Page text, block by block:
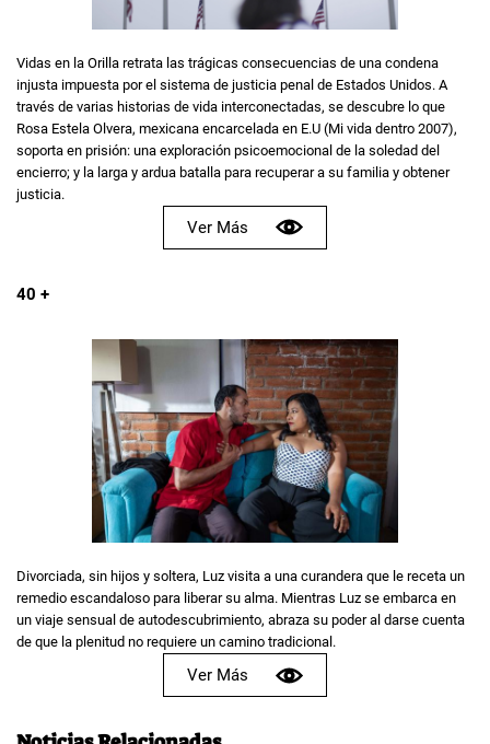
Vidas en la Orilla retrata las trágicas consecuencias de una condena
injusta impuesta por el sistema de justicia penal de Estados Unidos. A
través de varias historias de vida interconectadas, se descubre lo que
Rosa Estela Olvera, mexicana encarcelada en E.U (Mi vida dentro 2007),
soporta en prisión: una exploración psicoemocional de la soledad del
encierro; y la larga y ardua batalla para recuperar a su familia y obtener
justicia.
Ver Más
40 +
Divorciada, sin hijos y soltera, Luz visita a una curandera que le receta un
remedio escandaloso para liberar su alma. Mientras Luz se embarca en
un viaje sensual de autodescubrimiento, abraza su poder al darse cuenta
de que la plenitud no requiere un camino tradicional.
Ver Más